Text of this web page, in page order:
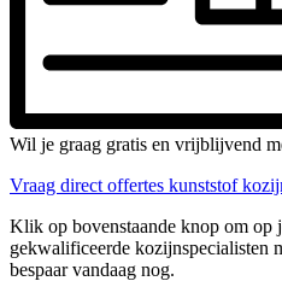
Wil je graag gratis en vrijblijvend
Vraag direct offertes kunststof
Klik op bovenstaande knop om op
gekwalificeerde kozijnspecialisten
bespaar vandaag nog.